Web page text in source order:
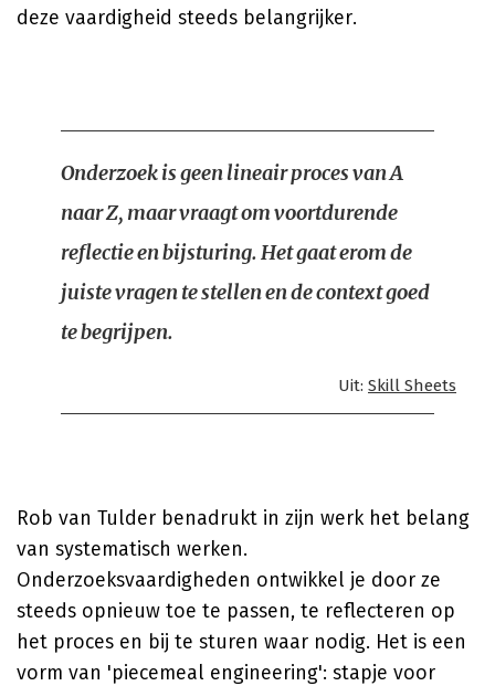
deze vaardigheid steeds belangrijker.
Onderzoek is geen lineair proces van A
naar Z, maar vraagt om voortdurende
reflectie en bijsturing. Het gaat erom de
juiste vragen te stellen en de context goed
te begrijpen.
Uit: Skill Sheets
Rob van Tulder benadrukt in zijn werk het belang
van systematisch werken.
Onderzoeksvaardigheden ontwikkel je door ze
steeds opnieuw toe te passen, te reflecteren op
het proces en bij te sturen waar nodig. Het is een
vorm van 'piecemeal engineering': stapje voor